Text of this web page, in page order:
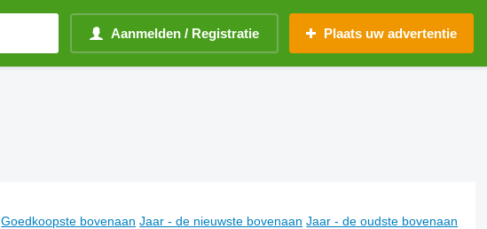
Aanmelden / Registratie Plaats uw advertentie
Goedkoopste bovenaan Jaar - de nieuwste bovenaan Jaar - de oudste bovenaan